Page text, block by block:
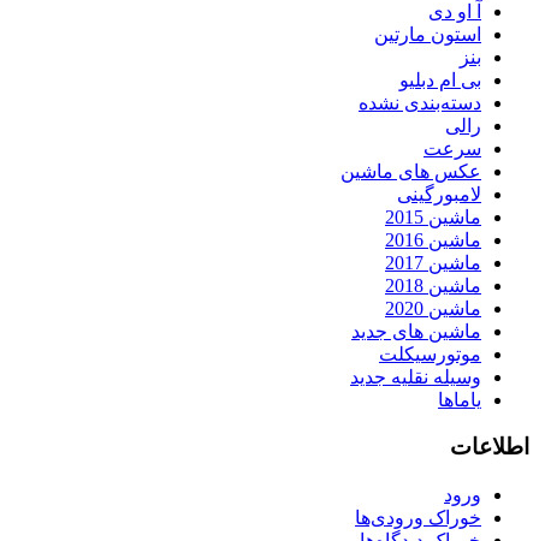
آ او دی
استون مارتین
بنز
بی ام دبلیو
دسته‌بندی نشده
رالی
سرعت
عکس های ماشین
لامبورگینی
ماشین 2015
ماشین 2016
ماشین 2017
ماشین 2018
ماشین 2020
ماشین های جدید
موتورسیکلت
وسیله نقلیه جدید
یاماها
اطلاعات
ورود
خوراک ورودی‌ها